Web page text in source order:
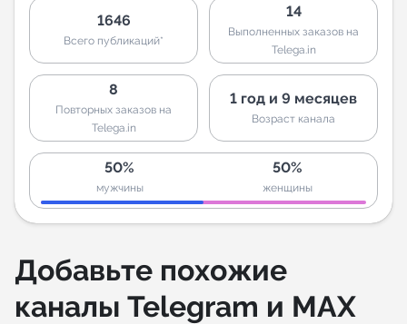
1646
Всего публикаций*
14
Выполненных заказов на
Telega.in
8
Повторных заказов на
Telega.in
1 год и 9 месяцев
Возраст канала
50%
мужчины
50%
женщины
Добавьте похожие
каналы Telegram и MAX